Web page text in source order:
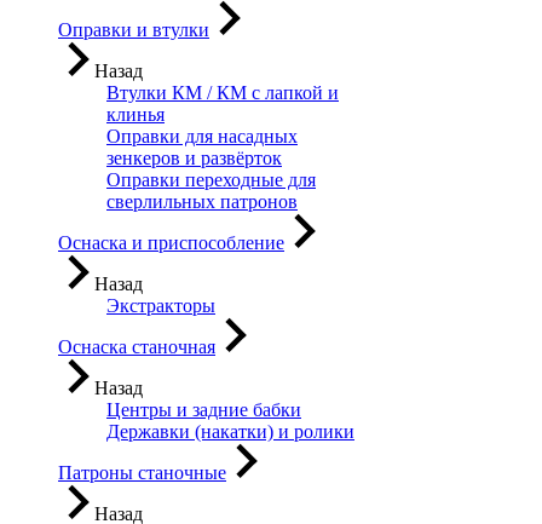
Оправки и втулки
Назад
Втулки КМ / КМ с лапкой и
клинья
Оправки для насадных
зенкеров и развёрток
Оправки переходные для
сверлильных патронов
Оснаска и приспособление
Назад
Экстракторы
Оснаска станочная
Назад
Центры и задние бабки
Державки (накатки) и ролики
Патроны станочные
Назад